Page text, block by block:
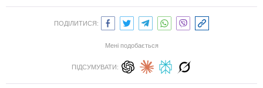
ПОДІЛИТИСЯ:
Мені подобається
ПІДСУМУВАТИ: